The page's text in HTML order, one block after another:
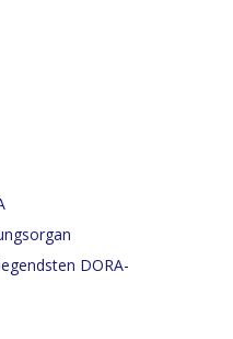
DORA-